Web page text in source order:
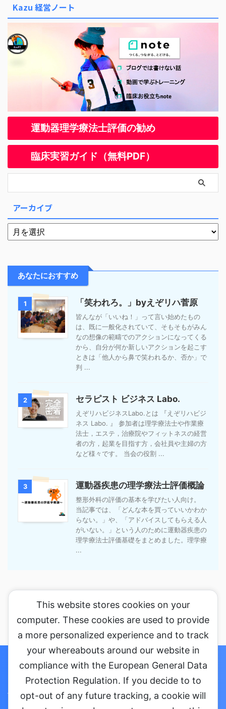
Kazu 経営ノート
運動器理学療法士評価の勧め
臨床実習ガイド（無料PDF）
アーカイブ
あなたにおすすめ
1 「笑われろ。」byえぞリハ菅原
皆んなが「いいね！」って言い始めたもの
は、既に一般化されていて、そもそもがみん
なの想像の範疇でのアクションになってくる
から、自分が何か新しいアクションを起こす
ときは「他人から鼻で笑われるか、否か」で
判 ...
2 セラピスト ビジネス Labo.
えぞリハビジネスLabo.とは 『えぞリハビジ
ネス Labo. 』 参加者は理学療法士や作業療
法士，エステ，治療院やフィットネスの経営
者の方，起業を目指す方，会社員や主婦の方
など様々です。 当会の役割 ...
3 運動器疾患の理学療法士評価概論
整形外科の評価の基本を学びたい人向け。
当記事では、「どんな本を買っていいかわか
らない。」や、「アドバイスしてもらえる人
がいない。」という人のために運動器疾患の
理学療法士評価基礎をまとめました。理学療
...
セミナーに参加する お問い合わせ・ご依頼
プライバシーポリシー
会社概要
This website stores cookies on your
computer. These cookies are used to provide
a more personalized experience and to track
your whereabouts around our website in
compliance with the European General Data
Protection Regulation. If you decide to to
opt-out of any future tracking, a cookie will